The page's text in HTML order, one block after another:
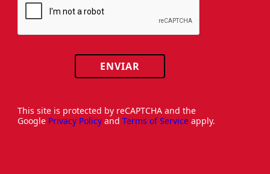
ENVIAR
This site is protected by reCAPTCHA and the
Google Privacy Policy and Terms of Service apply.